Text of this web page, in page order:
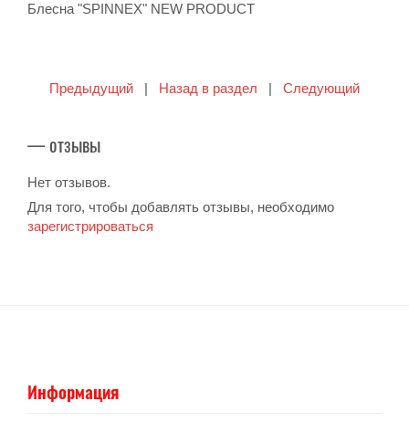
Блесна "SPINNEX" NEW PRODUCT
Предыдущий | Назад в раздел | Следующий
— отзывы
Нет отзывов.
Для того, чтобы добавлять отзывы, необходимо
зарегистрироваться
Информация